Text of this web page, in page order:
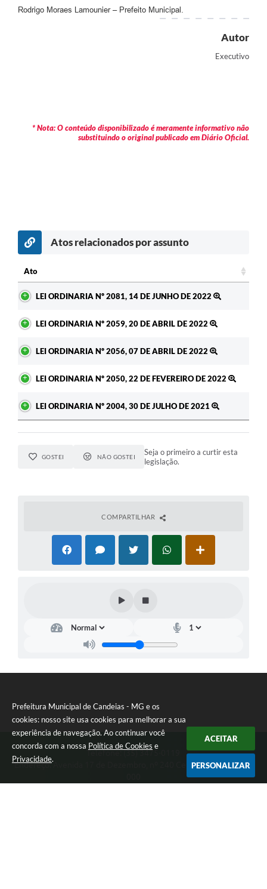
Prefeitura Municipal de Candeias - MG e os
cookies: nosso site usa cookies para melhorar a sua
experiência de navegação. Ao continuar você
concorda com a nossa Política de Cookies e
Privacidade.
ACEITAR
PERSONALIZAR
Rodrigo Moraes Lamounier – Prefeito Municipal.
Autor
Executivo
* Nota: O conteúdo disponibilizado é meramente informativo não
substituindo o original publicado em Diário Oficial.
Atos relacionados por assunto
Ato
LEI ORDINARIA Nº 2081, 14 DE JUNHO DE 2022
LEI ORDINARIA Nº 2059, 20 DE ABRIL DE 2022
LEI ORDINARIA Nº 2056, 07 DE ABRIL DE 2022
LEI ORDINARIA Nº 2050, 22 DE FEVEREIRO DE 2022
LEI ORDINARIA Nº 2004, 30 DE JULHO DE 2021
GOSTEI NÃO GOSTEI
Seja o primeiro a curtir esta
legislação.
COMPARTILHAR
Telefone: (35) 3475-0119
Endereço: Avenida 17 de Dezembro, nº 240 Centro | CEP: 37280-